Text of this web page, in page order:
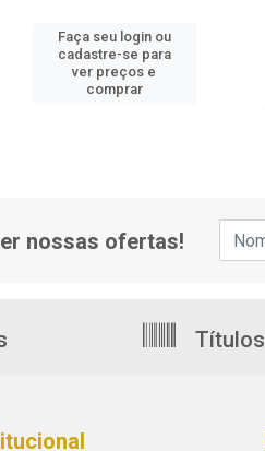
Faça seu login ou
cadastre-se para
ver preços e
comprar
nossas ofertas!
Títulos